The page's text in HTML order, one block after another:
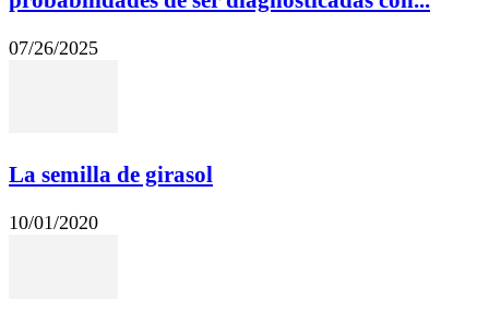
07/26/2025
La semilla de girasol
10/01/2020